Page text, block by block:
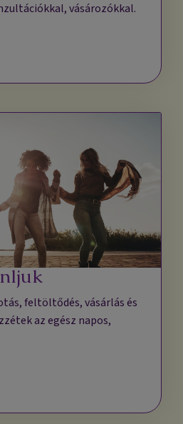
vásározókkal.
feltöltődés, vásárlás és
az egész napos,